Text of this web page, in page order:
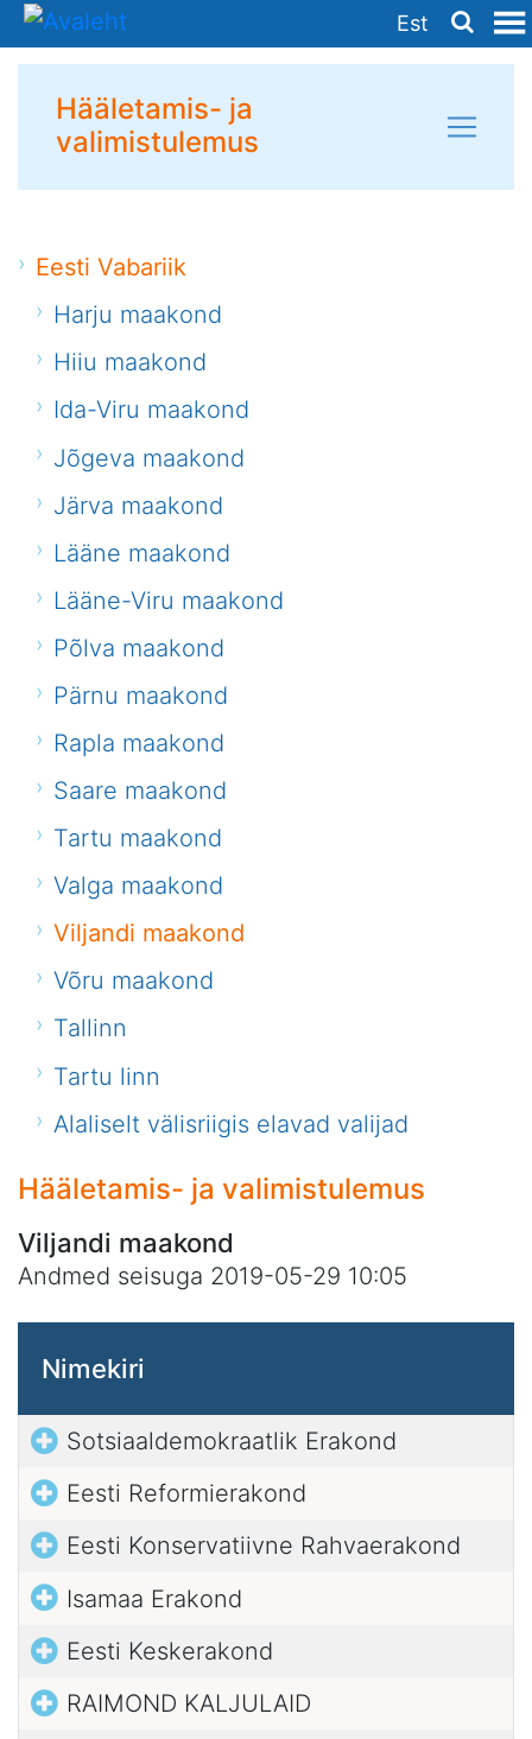
Est
Hääletamis- ja
valimistulemus
Eesti Vabariik
Harju maakond
Hiiu maakond
Ida-Viru maakond
Jõgeva maakond
Järva maakond
Lääne maakond
Lääne-Viru maakond
Põlva maakond
Pärnu maakond
Rapla maakond
Saare maakond
Tartu maakond
Valga maakond
Viljandi maakond
Võru maakond
Tallinn
Tartu linn
Alaliselt välisriigis elavad valijad
Hääletamis- ja valimistulemus
Viljandi maakond
Andmed seisuga 2019-05-29 10:05
Nimekiri
Sotsiaaldemokraatlik Erakond
Eesti Reformierakond
Eesti Konservatiivne Rahvaerakond
Isamaa Erakond
Eesti Keskerakond
RAIMOND KALJULAID